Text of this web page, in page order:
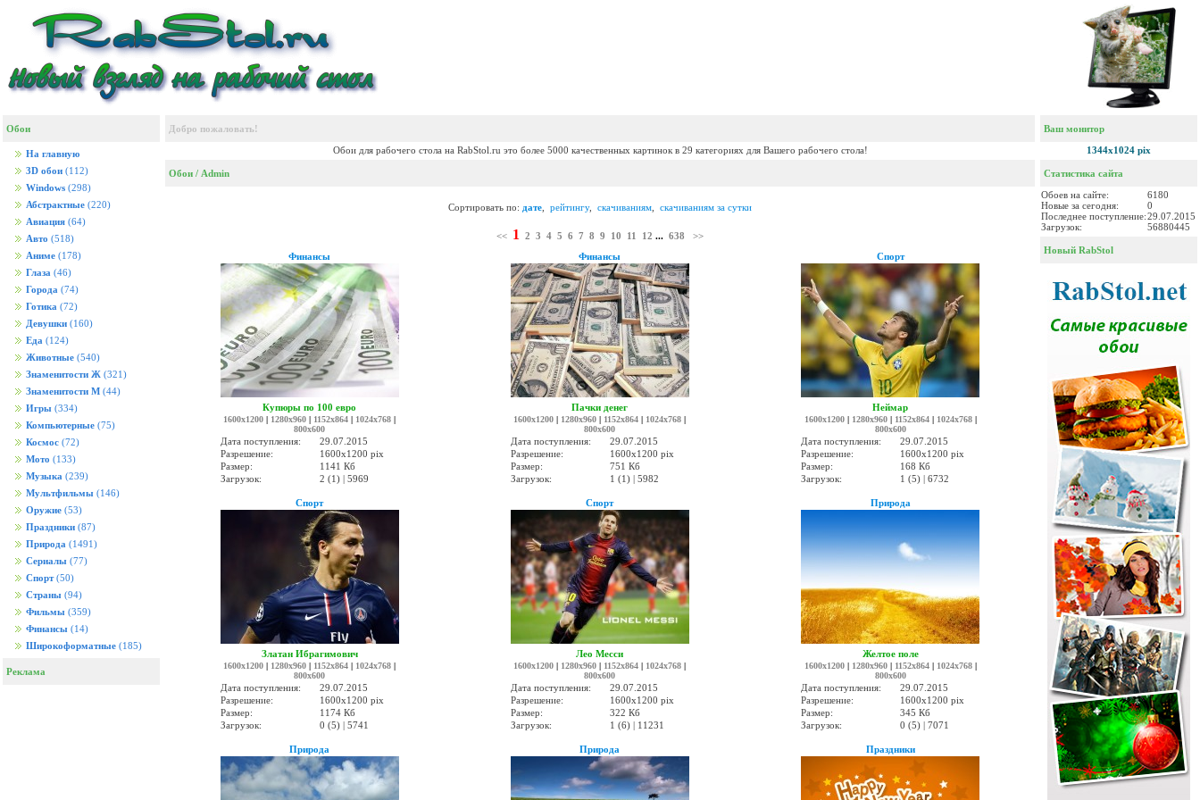
Обои
На главную
3D обои (112)
Windows (298)
Абстрактные (220)
Авиация (64)
Авто (518)
Аниме (178)
Глаза (46)
Города (74)
Готика (72)
Девушки (160)
Еда (124)
Животные (540)
Знаменитости Ж (321)
Знаменитости М (44)
Игры (334)
Компьютерные (75)
Космос (72)
Мото (133)
Музыка (239)
Мультфильмы (146)
Оружие (53)
Праздники (87)
Природа (1491)
Сериалы (77)
Спорт (50)
Страны (94)
Фильмы (359)
Финансы (14)
Широкоформатные (185)
Реклама
Добро пожаловать!
Обои для рабочего стола на RabStol.ru это более 5000 качественных картинок в 29 категориях для Вашего рабочего стола!
Обои / Admin
Сортировать по: дате рейтингу, скачиваниям скачиваниям за сутки
<< 1 2 3 4 5 6 7 8 9 10 11 12 ... 638
>>
Финансы
Купюры по 100 евро
1600x1200 | 1280x960 | 1152x864 | 1024x768 |
800x600
Дата поступления:
29.07.2015
Разрешение:
1600x1200 pix
Размер:
1141 Кб
Загрузок:
2 (1) | 5969
Финансы
Пачки денег
1600x1200 | 1280x960 | 1152x864 | 1024x768 |
800x600
Дата поступления:
29.07.2015
Разрешение:
1600x1200 pix
Размер:
751 Кб
Загрузок:
1 (1) | 5982
Спорт
Неймар
1600x1200| 1280x960| 1152x864| 1024x768|
800x600
Дата поступления:
29.07.2015
Разрешение:
1600x1200 pix
Размер:
168 Кб
Загрузок:
1 (5) | 6732
Спорт
Златан Ибрагимович
1600x1200 | 1280x960 | 1152x864 | 1024x768 |
800x600
Дата поступления:
29.07.2015
Разрешение:
1600x1200 pix
Размер:
1174 Кб
Загрузок:
0 (5) | 5741
Спорт
Лео Месси
1600x1200 | 1280x960 | 1152x864 | 1024x768 |
800x600
Дата поступления:
29.07.2015
Разрешение:
1600x1200 pix
Размер:
322 Кб
Загрузок:
1 (6) | 11231
Природа
Желтое поле
1600x1200| 1280x960| 1152x864| 1024x768|
800x600
Дата поступления:
29.07.2015
Разрешение:
1600x1200 pix
Размер:
345 Кб
Загрузок:
0 (5) | 7071
Природа Природа Праздники
Ваш монитор
1344x1024 pix
Статистика сайта
Обоев на сайте:
6180
Новые за сегодня:
0
Последнее поступление:29.07.2015
Загрузок:
56880445
Новый RabStol